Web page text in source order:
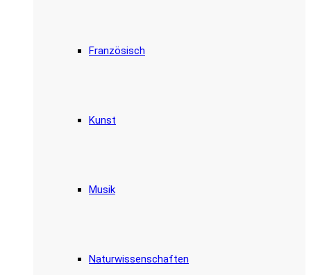
Französisch
Kunst
Musik
Naturwissenschaften